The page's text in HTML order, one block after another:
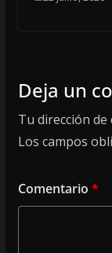
Deja un
Tu dirección
Los campos
Comentario *